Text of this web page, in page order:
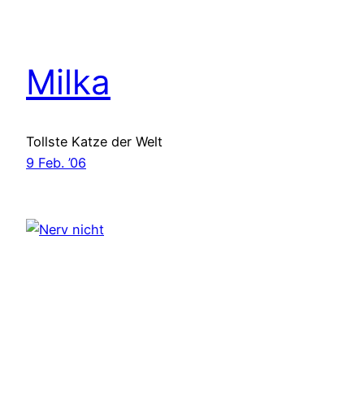
Milka
Tollste Katze der Welt
9 Feb. ’06